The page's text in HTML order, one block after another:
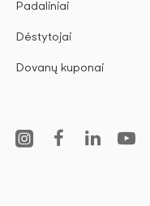
Padaliniai
Dėstytojai
Dovanų kuponai